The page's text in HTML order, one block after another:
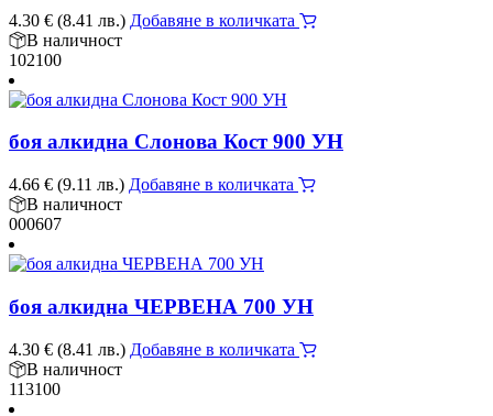
4.30 € (8.41 лв.) Добавяне в количката
В наличност
102100
боя алкидна Слонова Кост 900 УН
4.66 € (9.11 лв.) Добавяне в количката
В наличност
000607
боя алкидна ЧЕРВЕНА 700 УН
4.30 € (8.41 лв.) Добавяне в количката
В наличност
113100